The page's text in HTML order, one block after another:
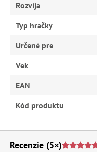
Rozvíja
Typ hračky
Určené pre
Vek
EAN
Kód produktu
Recenzie (5×)